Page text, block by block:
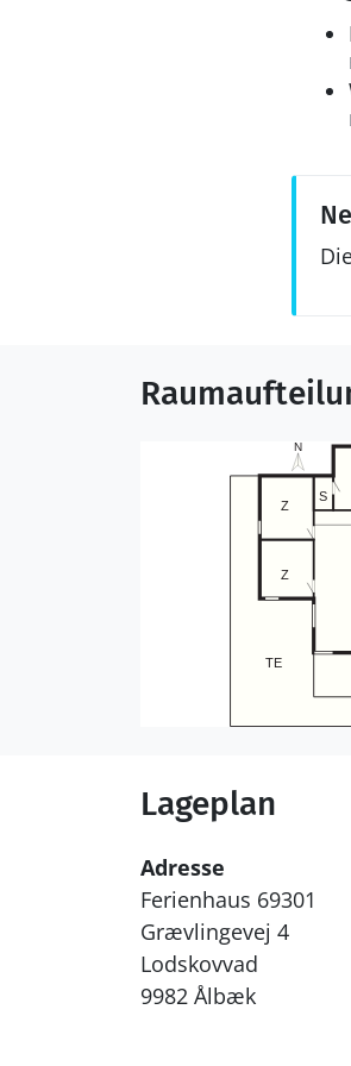
Lageplan
Adresse
Ferienhaus 69301
Grævlingevej 4
Lodskovvad
9982 Ålbæk